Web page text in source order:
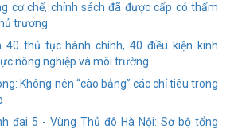
cơ chế, chính sách đã được cấp có thẩm
trương
thủ tục hành chính, 40 điều kiện kinh
nông nghiệp và môi trường
Không nên “cào bằng” các chỉ tiêu trong
đai 5 - Vùng Thủ đô Hà Nội: Sơ bộ tổng